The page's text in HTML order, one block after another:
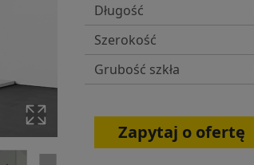
Długość
Szerokość
Grubość szkła
Zapytaj o ofertę